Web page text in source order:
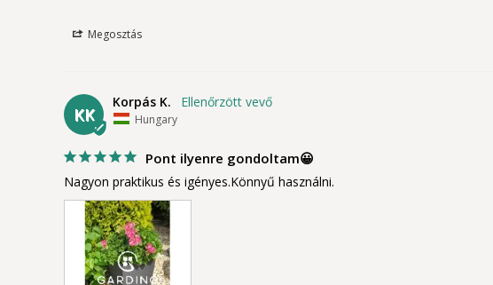
Megosztás
KK
Korpás K.
Hungary
Pont ilyenre gondoltam😀
Nagyon praktikus és igényes.Könnyű használni.